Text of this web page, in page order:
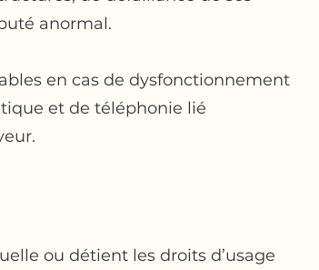
anormal.
en cas de dysfonctionnement
et de téléphonie lié
ou détient les droits d’usage